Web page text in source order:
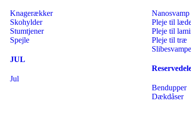
Knagerækker
Skohylder
Stumtjener
Spejle
JUL
Jul
Nanosvamp
Pleje til
Pleje til
Pleje til træ
Slibesvampe
Bendupper
Dækdåser